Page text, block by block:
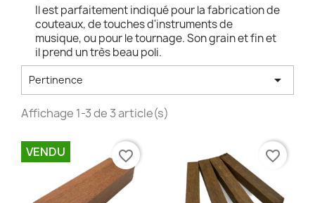
Il est parfaitement indiqué pour la fabrication de
couteaux, de touches d'instruments de
musique, ou pour le tournage. Son grain et fin et
il prend un très beau poli.
Pertinence 
Affichage 1-3 de 3 article(s)
VENDU favorite_border favorite_border